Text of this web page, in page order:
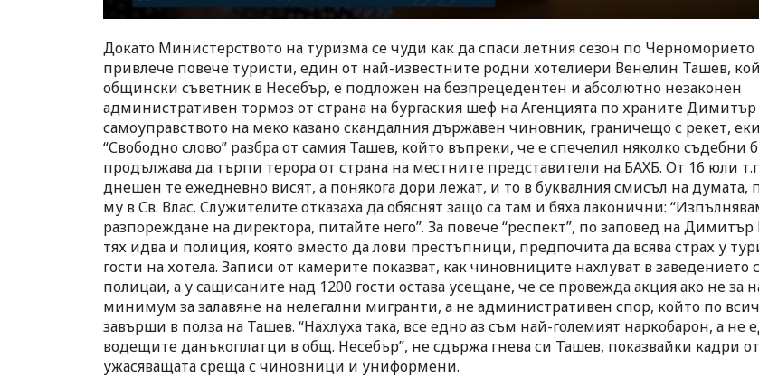
Докато Министерството на туризма се чуди как да спаси летния сезон по Черноморието
привлече повече туристи, един от най-известните родни хотелиери Венелин Ташев,
общински съветник в Несебър, е подложен на безпрецедентен и абсолютно незаконен
административен тормоз от страна на бургаския шеф на Агенцията по храните Димитър
самоуправството на меко казано скандалния държавен чиновник, граничещо с рекет,
“Свободно слово” разбра от самия Ташев, който въпреки, че е спечелил няколко съдебни
продължава да търпи терора от страна на местните представители на БАХБ. От 16 юли
днешен те ежедневно висят, а понякога дори лежат, и то в буквалния смисъл на думата,
му в Св. Влас. Служителите отказаха да обяснят защо са там и бяха лаконични:
разпореждане на директора, питайте него”. За повече “респект”, по заповед на Димитър
тях идва и полиция, която вместо да лови престъпници, предпочита да всява страх у
гости на хотела. Записи от камерите показват, как чиновниците нахлуват в заведението
полицаи, а у сащисаните над 1200 гости остава усещане, че се провежда акция ако не за
минимум за залавяне на нелегални мигранти, а не административен спор, който по
завърши в полза на Ташев. “Нахлуха така, все едно аз съм най-големият наркобарон, а не
водещите данъкоплатци в общ. Несебър”, не сдържа гнева си Ташев, показвайки кадри от
ужасяващата среща с чиновници и униформени.